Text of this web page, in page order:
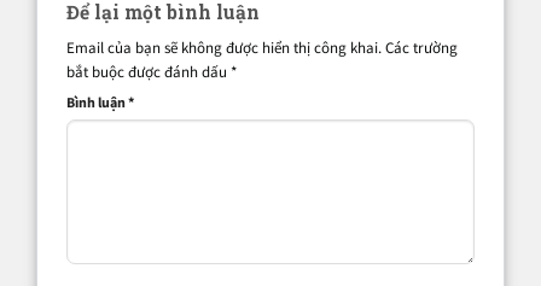
Để lại một bình luận
Email của bạn sẽ không được hiển thị công khai.Các trường
bắt buộc được đánh dấu *
Bình luận*